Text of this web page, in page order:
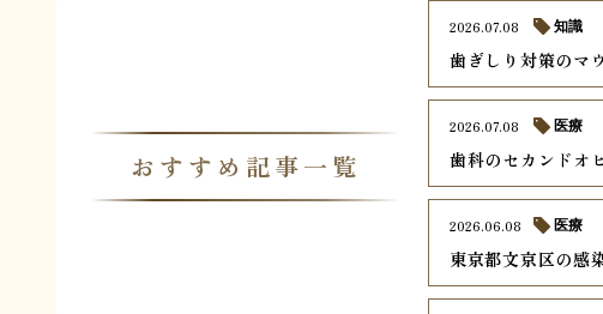
おすすめ記事一覧
歯ぎしり対策のマ
2026.07.08 知識
歯科のセカンドオ
2026.07.08 医療
東京都文京区の感
2026.06.08 医療